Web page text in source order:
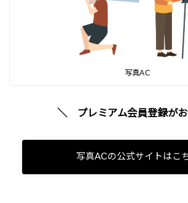
写真AC
＼ プレミアム会員登録が
写真ACの公式サイトはこ